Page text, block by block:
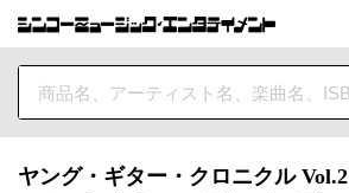
ヤング・ギター・クロニクル Vol.2